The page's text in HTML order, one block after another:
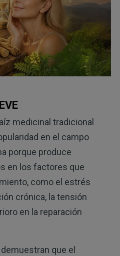
medicinal tradicional
en el campo
porque produce
en los factores que
como el estrés
crónica, la tensión
en la reparación
que el